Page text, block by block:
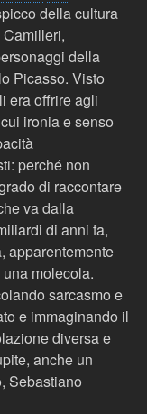
della cultura
della
Picasso. Visto
era offrire agli
ironia e senso
perché non
di raccontare
va dalla
di anni fa,
apparentemente
molecola.
sarcasmo e
e immaginando il
diversa e
anche un
Sebastiano